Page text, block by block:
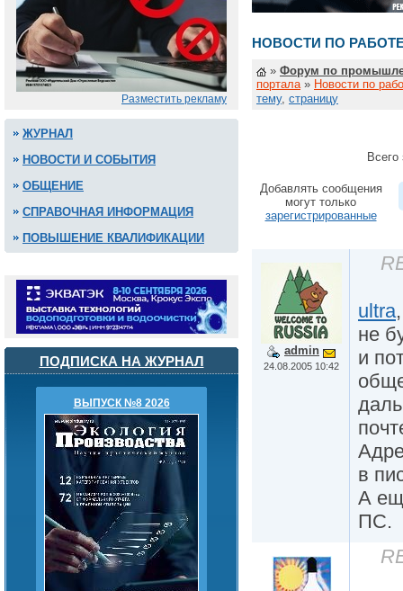
Разместить рекламу
ЖУРНАЛ
НОВОСТИ И СОБЫТИЯ
ОБЩЕНИЕ
СПРАВОЧНАЯ ИНФОРМАЦИЯ
ПОВЫШЕНИЕ КВАЛИФИКАЦИИ
ПОДПИСКА НА ЖУРНАЛ
ВЫПУСК №8 2026
НОВОСТИ ПО
» Форум по
портала » Новости по
тему, страницу
Всего
Добавлять сообщения
могут только
зарегистрированные
admin
24.08.2005 10:42
ultra
не
и
в
А
ПС.